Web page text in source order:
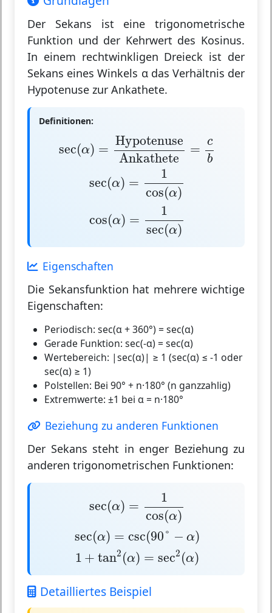
Der Sekans ist eine trigonometrische
Funktion und der Kehrwert des Kosinus.
In einem rechtwinkligen Dreieck ist der
Sekans eines Winkels α das Verhältnis der
Hypotenuse zur Ankathete.
Definitionen:
sec(α) =
Hypotenuse
Ankathete
=
c
b
HypotenuseAnkathete
sec(α) =
1
cos(α)
α)=1cos(α)
cos(α) =
1
sec(α)
(α
Eigenschaften
Die Sekansfunktion hat mehrere wichtige
Eigenschaften:
Periodisch: sec(α + 360°) = sec(α)
Gerade Funktion: sec(-α) = sec(α)
Wertebereich: |sec(α)| ≥ 1 (sec(α) ≤ -1 oder
sec(α) ≥ 1)
Polstellen: Bei 90° + n·180° (n ganzzahlig)
Extremwerte: ±1 bei α = n·180°
Beziehung zu anderen Funktionen
Der Sekans steht in enger Beziehung zu
anderen trigonometrischen Funktionen:
sec(α) =
1
cos(α)
(α
sec(α) = csc(90° − α)
sec(α ) csc(90°−α
1 + tan2 (α) = sec2 (α)
1 +tan 2(α = sec α)
Detailliertes Beispiel